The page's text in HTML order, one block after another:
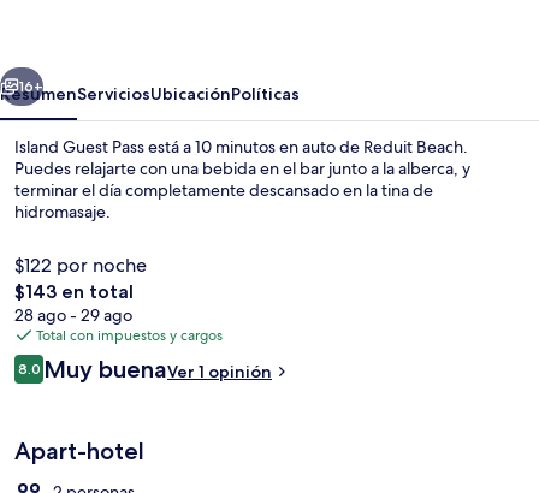
Siguiente
16+
ResumenServiciosUbicaciónPolíticas
Island Guest Pass está a 10 minutos en auto de Reduit Beach.
Puedes relajarte con una bebida en el bar junto a la alberca, y
terminar el día completamente descansado en la tina de
hidromasaje.
$122 por noche
El
precio
total
es
de
$143 en total
28 ago - 29 ago
Total con impuestos y cargos
Opiniones
8.08.0 de 10,
Muy buenaVer 1 opinión
Apart-hotel